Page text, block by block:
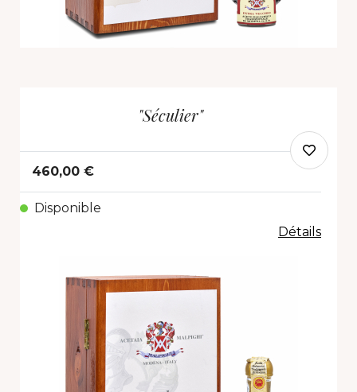
"Séculier"
460,00 €
Disponible
Détails